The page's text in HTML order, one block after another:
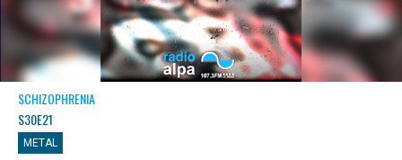
SCHIZOPHRENIA
S30E21
METAL